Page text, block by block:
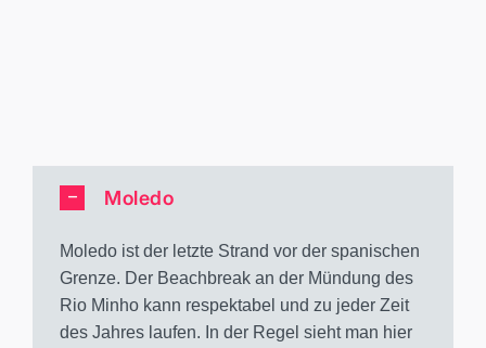
Moledo
Moledo ist der letzte Strand vor der spanischen
Grenze. Der Beachbreak an der Mündung des
Rio Minho kann respektabel und zu jeder Zeit
des Jahres laufen. In der Regel sieht man hier